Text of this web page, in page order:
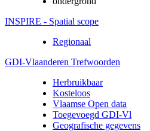
INSPIRE - Spatial scope
Regionaal
GDI-Vlaanderen Trefwoorden
Herbruikbaar
Kosteloos
Vlaamse Open data
Toegevoegd GDI-Vl
Geografische gegevens